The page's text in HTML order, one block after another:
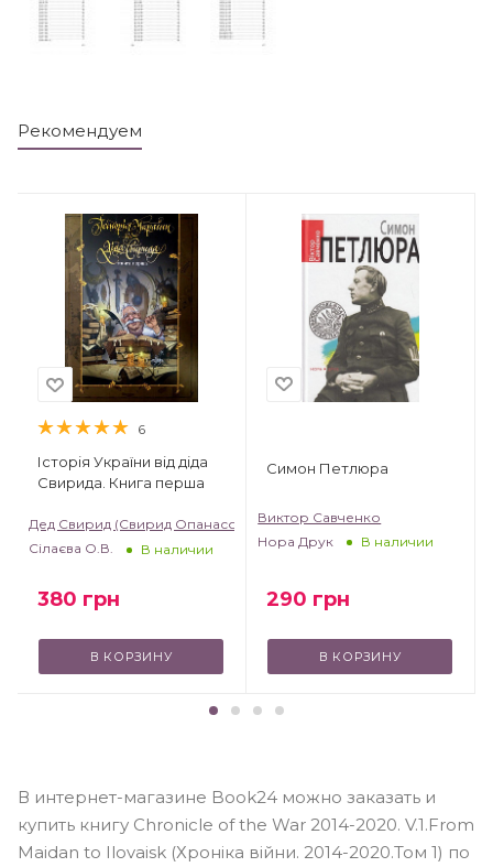
Рекомендуем
6
Історія України від діда
Свирида. Книга перша
Дед Свирид (Свирид Опанасович)
Сілаєва О.В.
В наличии
380 грн
В КОРЗИНУ
Симон Петлюра
Виктор Савченко
Нора Друк
В наличии
290 грн
В КОРЗИНУ
В интернет-магазине Book24 можно заказать и
купить книгу Chronicle of the War 2014-2020. V.1.From
Maidan to Ilovaisk (Хроніка війни. 2014-2020.Том 1) по